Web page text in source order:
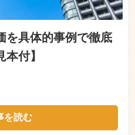
を具体的事例で徹底
付】
を読む